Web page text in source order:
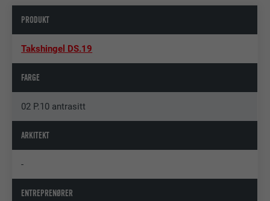
PRODUKT
Takshingel DS.19
FARGE
02 P.10 antrasitt
ARKITEKT
-
ENTREPRENØRER